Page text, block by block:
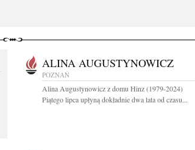
ALINA AUGUSTYNOWICZ
POZNAŃ
Alina Augustynowicz z domu Hinz (1979-2024)
Piątego lipca upłyną dokładnie dwa lata od czasu...